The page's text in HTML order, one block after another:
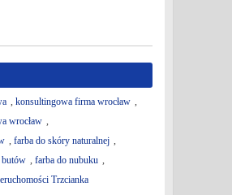
, konsultingowa firma wrocław ,
wrocław ,
, farba do skóry naturalnej ,
butów , farba do nubuku ,
Trzcianka